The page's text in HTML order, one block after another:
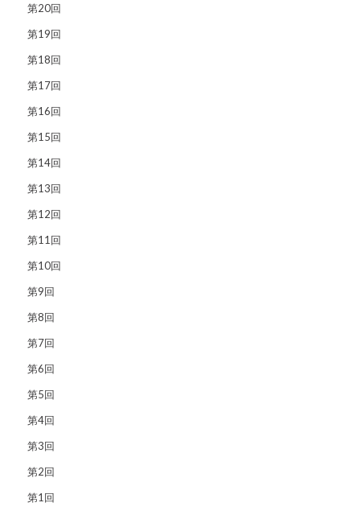
第20回
第19回
第18回
第17回
第16回
第15回
第14回
第13回
第12回
第11回
第10回
第9回
第8回
第7回
第6回
第5回
第4回
第3回
第2回
第1回